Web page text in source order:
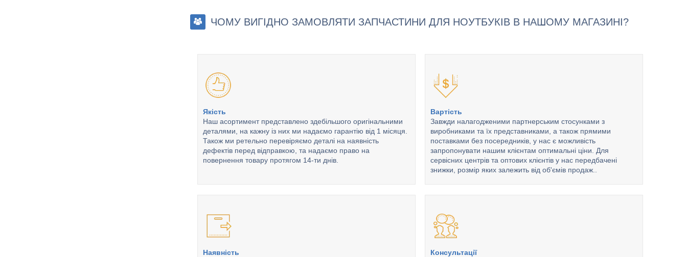
ЧОМУ ВИГІДНО ЗАМОВЛЯТИ ЗАПЧАСТИНИ ДЛЯ НОУТБУКІВ В НАШОМУ МАГАЗИНІ?
Якість
Наш асортимент представлено здебільшого оригінальними
деталями, на кажну із них ми надаємо гарантію від 1 місяця.
Також ми ретельно перевіряємо деталі на наявність
дефектів перед відправкою, та надаємо право на
повернення товару протягом 14-ти днів.
Вартість
Завжди налагодженими партнерським стосунками з
виробниками та їх представниками, а також прямими
поставками без посередників, у нас є можливість
запропонувати нашим клієнтам оптимальні ціни. Для
сервісних центрів та оптових клієнтів у нас передбачені
знижки, розмір яких залежить від об'ємів продаж..
Наявність
Консультації